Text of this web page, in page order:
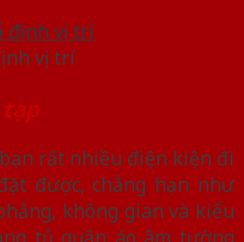
vị trí
rất nhiều điện kiện đi
được, chẳng hạn như
không gian và kiểu